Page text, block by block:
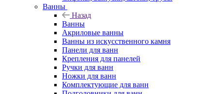
Ванны
Назад
Ванны
Акриловые ванны
Ванны из искусственного камня
Панели для ванн
Крепления для панелей
Ручки для ванн
Ножки для ванн
Комплектующие для ванн